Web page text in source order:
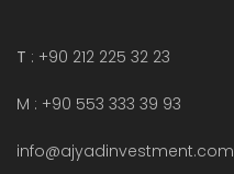
T : +90 212 225 32 23
M : +90 553 333 39 93
info@ajyadinvestment.com